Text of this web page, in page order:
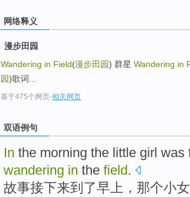
网络释义
漫步田园
Wandering in Field(漫步田园) 群星 Wandering in
园)歌词...
基于475个网页-相关网页
双语例句
In the morning the little girl was
wandering in the field .
故事接下来到了早上 ，那个小